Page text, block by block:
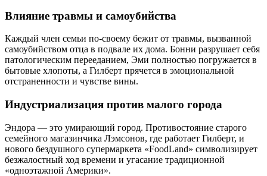
Влияние травмы и самоубийства
Каждый член семьи по-своему бежит от травмы, вызванной
самоубийством отца в подвале их дома. Бонни разрушает себя
патологическим перееданием, Эми полностью погружается в
бытовые хлопоты, а Гилберт прячется в эмоциональной
отстраненности и чувстве вины.
Индустриализация против малого города
Эндора — это умирающий город. Противостояние старого
семейного магазинчика Лэмсонов, где работает Гилберт, и
нового бездушного супермаркета «FoodLand» символизирует
безжалостный ход времени и угасание традиционной
«одноэтажной Америки».